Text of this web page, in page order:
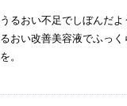
うるおい不足でしぼんだよ
るおい改善美容液でふっく
を。